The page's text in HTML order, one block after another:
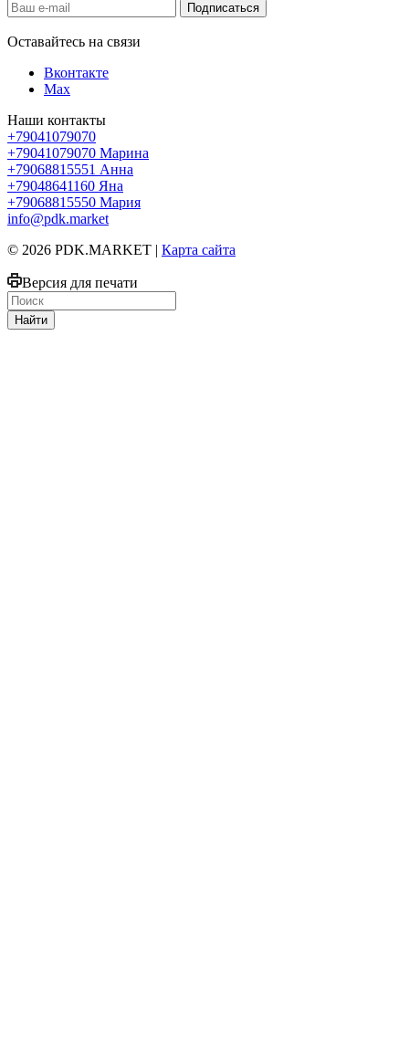
Оставайтесь на связи
Вконтакте
Max
Наши контакты
+79041079070
+79041079070 Марина
+79068815551 Анна
+79048641160 Яна
+79068815550 Мария
info@pdk.market
© 2026 PDK.MARKET | Карта сайта
Версия для печати
Найти